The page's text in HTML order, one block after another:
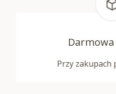
Przy zakupach